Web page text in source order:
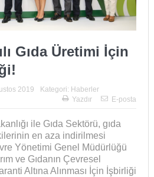
Gıda Üretimi İçin
2019 Kategori: Haberler
Yazdır
E-posta
ile Gıda Sektörü, gıda
en aza indirilmesi
Yönetimi Genel Müdürlüğü
ve Gıdanın Çevresel
Altına Alınması İçin İşbirliği